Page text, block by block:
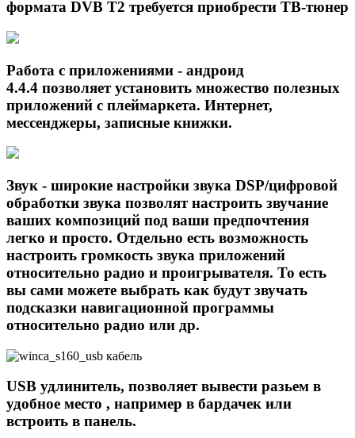
формата DVB T2 требуется приобрести ТВ-тюнер
Работа с приложениями - андроид
4.4.4 позволяет установить множество полезных
приложений с плеймаркета. Интернет,
мессенджеры, записные книжки.
Звук - широкие настройки звука DSP/цифровой
обработки звука позволят настроить звучание
ваших композиций под ваши предпочтения
легко и просто. Отдельно есть возможность
настроить громкость звука приложений
относительно радио и проигрывателя. То есть
вы сами можете выбрать как будут звучать
подсказки навигационной программы
относительно радио или др.
USB удлинитель, позволяет вывести разьем в
удобное место , например в бардачек или
встроить в панель.